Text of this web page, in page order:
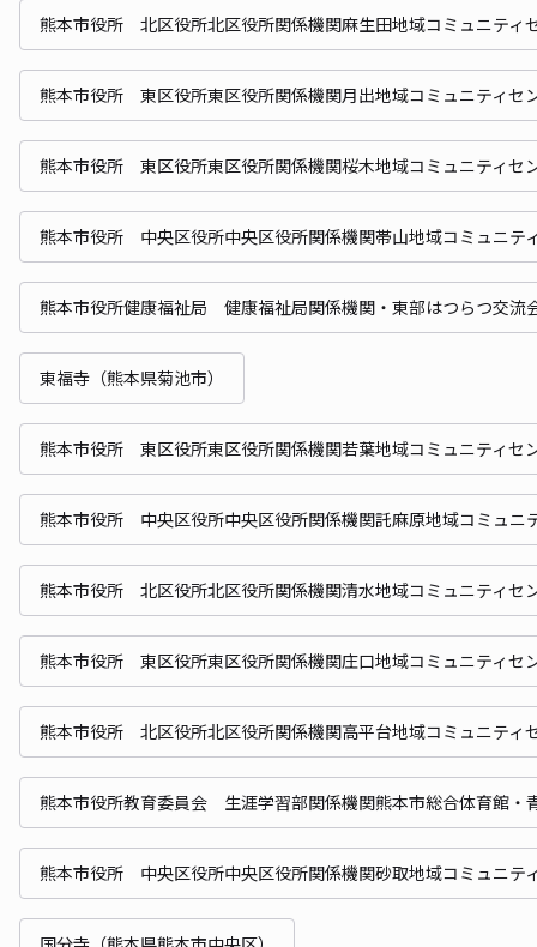
熊本市役所 北区役所北区役所関係機関麻生田地域コミュニティ
熊本市役所 東区役所東区役所関係機関月出地域コミュニティセ
熊本市役所 東区役所東区役所関係機関桜木地域コミュニティセ
熊本市役所 中央区役所中央区役所関係機関帯山地域コミュニテ
熊本市役所健康福祉局 健康福祉局関係機関・東部はつらつ交流
東福寺（熊本県菊池市）
熊本市役所 東区役所東区役所関係機関若葉地域コミュニティセ
熊本市役所 中央区役所中央区役所関係機関託麻原地域コミュニ
熊本市役所 北区役所北区役所関係機関清水地域コミュニティセ
熊本市役所 東区役所東区役所関係機関庄口地域コミュニティセ
熊本市役所 北区役所北区役所関係機関高平台地域コミュニティ
熊本市役所教育委員会 生涯学習部関係機関熊本市総合体育館・
熊本市役所 中央区役所中央区役所関係機関砂取地域コミュニテ